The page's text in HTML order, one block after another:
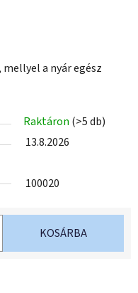
a nyár egész
Raktáron (>5 db)
13.8.2026
100020
KOSÁRBA